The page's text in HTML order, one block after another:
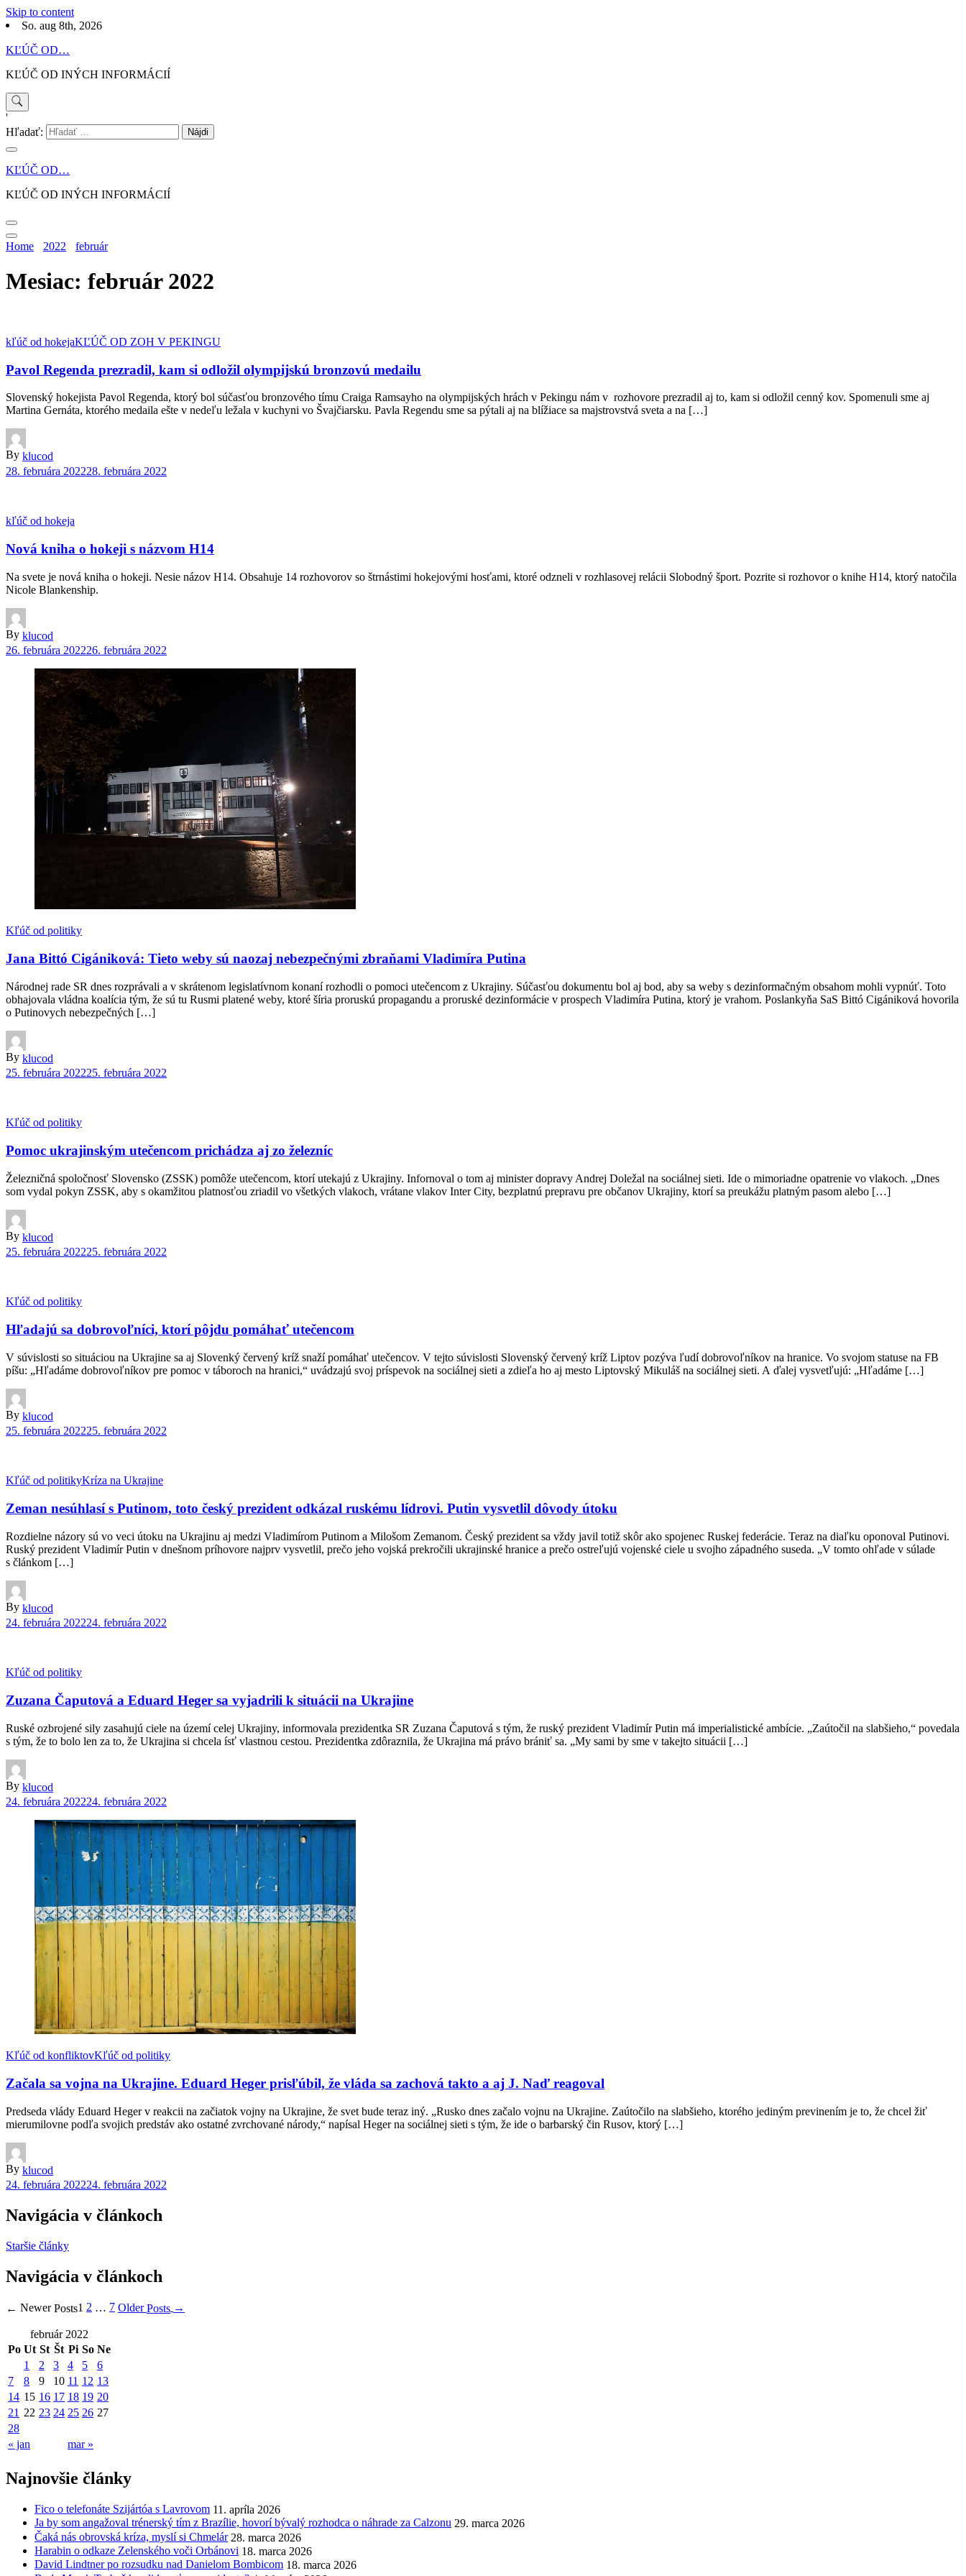
Skip to content
So. aug 8th, 2026
KĽÚČ OD…
KĽÚČ OD INÝCH INFORMÁCIÍ
'
Hľadať:
KĽÚČ OD…
KĽÚČ OD INÝCH INFORMÁCIÍ
Home 2022 február
Mesiac: február 2022
kľúč od hokejaKĽÚČ OD ZOH V PEKINGU
Pavol Regenda prezradil, kam si odložil olympijskú bronzovú medailu
Slovenský hokejista Pavol Regenda, ktorý bol súčasťou bronzového tímu Craiga Ramsayho na olympijských hrách v Pekingu nám v rozhovore prezradil aj to, kam si odložil cenný kov. Spomenuli sme aj
Martina Gernáta, ktorého medaila ešte v nedeľu ležala v kuchyni vo Švajčiarsku. Pavla Regendu sme sa pýtali aj na blížiace sa majstrovstvá sveta a na […]
By klucod
28. februára 202228. februára 2022
kľúč od hokeja
Nová kniha o hokeji s názvom H14
Na svete je nová kniha o hokeji. Nesie názov H14. Obsahuje 14 rozhovorov so štrnástimi hokejovými hosťami, ktoré odzneli v rozhlasovej relácii Slobodný šport. Pozrite si rozhovor o knihe H14, ktorý natočila
Nicole Blankenship.
By klucod
26. februára 202226. februára 2022
Kľúč od politiky
Jana Bittó Cigániková: Tieto weby sú naozaj nebezpečnými zbraňami Vladimíra Putina
Národnej rade SR dnes rozprávali a v skrátenom legislatívnom konaní rozhodli o pomoci utečencom z Ukrajiny. Súčasťou dokumentu bol aj bod, aby sa weby s dezinformačným obsahom mohli vypnúť. Toto
obhajovala vládna koalícia tým, že sú tu Rusmi platené weby, ktoré šíria proruskú propagandu a proruské dezinformácie v prospech Vladimíra Putina, ktorý je vrahom. Poslankyňa SaS Bittó Cigániková hovorila
o Putinovych nebezpečných […]
By klucod
25. februára 202225. februára 2022
Kľúč od politiky
Pomoc ukrajinským utečencom prichádza aj zo železníc
Železničná spoločnosť Slovensko (ZSSK) pomôže utečencom, ktorí utekajú z Ukrajiny. Infornoval o tom aj minister dopravy Andrej Doležal na sociálnej sieti. Ide o mimoriadne opatrenie vo vlakoch. „Dnes
som vydal pokyn ZSSK, aby s okamžitou platnosťou zriadil vo všetkých vlakoch, vrátane vlakov Inter City, bezplatnú prepravu pre občanov Ukrajiny, ktorí sa preukážu platným pasom alebo […]
By klucod
25. februára 202225. februára 2022
Kľúč od politiky
Hľadajú sa dobrovoľníci, ktorí pôjdu pomáhať utečencom
V súvislosti so situáciou na Ukrajine sa aj Slovenký červený kríž snaží pomáhať utečencov. V tejto súvislosti Slovenský červený kríž Liptov pozýva ľudí dobrovoľníkov na hranice. Vo svojom statuse na FB
píšu: „Hľadáme dobrovoľníkov pre pomoc v táboroch na hranici,“ uvádzajú svoj príspevok na sociálnej sieti a zdieľa ho aj mesto Liptovský Mikuláš na sociálnej sieti. A ďalej vysvetľujú: „Hľadáme […]
By klucod
25. februára 202225. februára 2022
Kľúč od politikyKríza na Ukrajine
Zeman nesúhlasí s Putinom, toto český prezident odkázal ruskému lídrovi. Putin vysvetlil dôvody útoku
Rozdielne názory sú vo veci útoku na Ukrajinu aj medzi Vladimírom Putinom a Milošom Zemanom. Český prezident sa vždy javil totiž skôr ako spojenec Ruskej federácie. Teraz na diaľku oponoval Putinovi.
Ruský prezident Vladimír Putin v dnešnom príhovore najprv vysvetlil, prečo jeho vojská prekročili ukrajinské hranice a prečo ostreľujú vojenské ciele u svojho západného suseda. „V tomto ohľade v súlade
s článkom […]
By klucod
24. februára 202224. februára 2022
Kľúč od politiky
Zuzana Čaputová a Eduard Heger sa vyjadrili k situácii na Ukrajine
Ruské ozbrojené sily zasahujú ciele na území celej Ukrajiny, informovala prezidentka SR Zuzana Čaputová s tým, že ruský prezident Vladimír Putin má imperialistické ambície. „Zaútočil na slabšieho,“ povedala
s tým, že to bolo len za to, že Ukrajina si chcela ísť vlastnou cestou. Prezidentka zdôraznila, že Ukrajina má právo brániť sa. „My sami by sme v takejto situácii […]
By klucod
24. februára 202224. februára 2022
Kľúč od konfliktovKľúč od politiky
Začala sa vojna na Ukrajine. Eduard Heger prisľúbil, že vláda sa zachová takto a aj J. Naď reagoval
Predseda vlády Eduard Heger v reakcii na začiatok vojny na Ukrajine, že svet bude teraz iný. „Rusko dnes začalo vojnu na Ukrajine. Zaútočilo na slabšieho, ktorého jediným previnením je to, že chcel žiť
mierumilovne podľa svojich predstáv ako ostatné zvrchované národy,“ napísal Heger na sociálnej sieti s tým, že ide o barbarský čin Rusov, ktorý […]
By klucod
24. februára 202224. februára 2022
Navigácia v článkoch
Staršie články
Navigácia v článkoch
← NewerPosts1 2 … 7 OlderPosts →
február 2022
Po Ut St Št Pi So Ne
« jan mar »
1 2 3 4 5
6
7
8 9 10 11 12 13
14 15 16 17 18 19 20
21 22 23 24 25 26 27
28
Najnovšie články
Fico o telefonáte Szijártóa s Lavrovom 11. apríla 2026
Ja by som angažoval trénerský tím z Brazílie, hovorí bývalý rozhodca o náhrade za Calzonu 29. marca 2026
Čaká nás obrovská kríza, myslí si Chmelár 28. marca 2026
Harabin o odkaze Zelenského voči Orbánovi 18. marca 2026
David Lindtner po rozsudku nad Danielom Bombicom 18. marca 2026